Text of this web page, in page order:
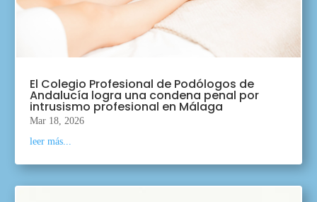
El Colegio Profesional de Podólogos de
Andalucía logra una condena penal por
intrusismo profesional en Málaga
Mar 18, 2026
leer más...